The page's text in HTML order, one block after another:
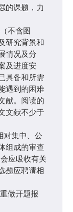
的课题，力
不含图
研究背景和
情况及分
及进度安
具备和所需
遇到的困难
献。阅读的
文献不少于
对集中、公
组成的审查
应吸收有关
题应聘请相
做开题报